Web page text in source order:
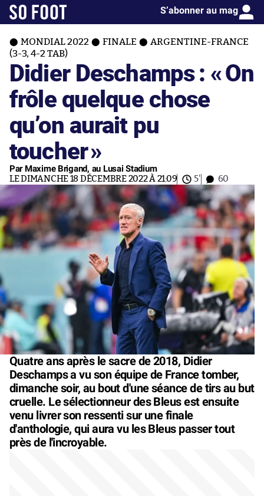
S’abonner au mag
MONDIAL 2022 FINALE
ARGENTINE-FRANCE
(3-3, 4-2 TAB)
Didier Deschamps : «On
frôle quelque chose
qu’on aurait pu
toucher»
Par Maxime Brigand, au Lusai Stadium
LE DIMANCHE 18 DÉCEMBRE 2022 À 21:09 5' 60
Quatre ans après le sacre de 2018, Didier
Deschamps a vu son équipe de France tomber,
dimanche soir, au bout d'une séance de tirs au but
cruelle. Le sélectionneur des Bleus est ensuite
venu livrer son ressenti sur une finale
d'anthologie, qui aura vu les Bleus passer tout
près de l'incroyable.